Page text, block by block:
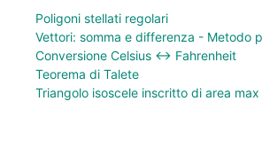
Poligoni stellati regolari
Vettori: somma e differenza - Metodo
Conversione Celsius ↔ Fahrenheit
Teorema di Talete
Triangolo isoscele inscritto di area max